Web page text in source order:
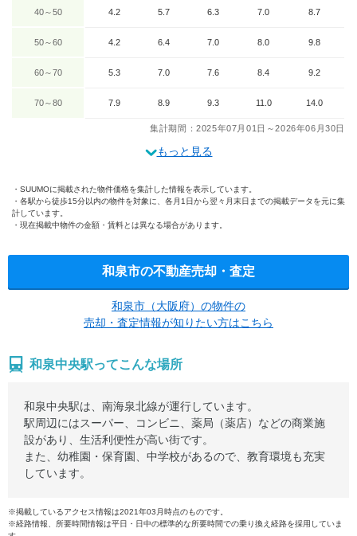
40～50 4.2 5.7 6.3 7.0 8.7
50～60 4.2 6.4 7.0 8.0 9.8
60～70 5.3 7.0 7.6 8.4 9.2
70～80 7.9 8.9 9.3 11.0 14.0
集計期間：2025年07月01日～2026年06月30日
もっと見る
SUUMOに掲載された物件価格を集計した情報を表示しています。
各駅から徒歩15分以内の物件を対象に、各月1日から翌々月末日までの掲載データを元に集
計しています。
現在掲載中物件の金額・賃料とは異なる場合があります。
和泉市の不動産売却・査定
和泉市（大阪府）の物件の
売却・査定情報が知りたい方はこちら
和泉中央駅ってこんな場所
和泉中央駅は、南海泉北線が運行しています。
駅周辺にはスーパー、コンビニ、薬局（薬店）などの商業施
設があり、生活利便性が高い街です。
また、幼稚園・保育園、中学校があるので、教育環境も充実
しています。
※掲載しているアクセス情報は2021年03月時点のものです。
※経路情報、所要時間情報は平日・日中の標準的な所要時間での乗り換え経路を採用していま